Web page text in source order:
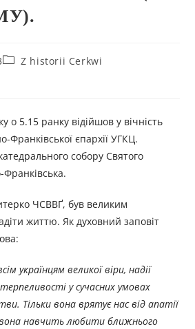
Z historii Cerkwi
о 5.15 ранку відійшов у вічність
Франківської єпархії УГКЦ.
собору Святого
Франківська.
ЧСВВҐ, був великим
життю. Як духовний заповіт
українцям великої віри, надії
у сучасних умовах
Тільки вона врятує нас від апатії
вона навчить любити ближнього